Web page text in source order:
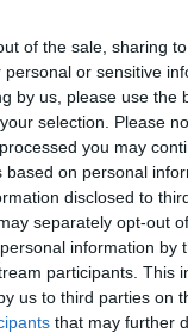
of the sale, sharing
personal or sensitive
by us, please use the
selection. Please
you may
based on personal
disclosed to
separately opt-out
information by
participants. This
us to third parties on
that may further